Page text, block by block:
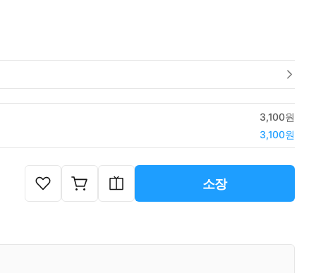
3,100원
3,100원
소장